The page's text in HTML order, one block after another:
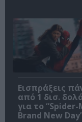
Εισπράξεις
από 1 δισ.
για το “Spider-
Brand New